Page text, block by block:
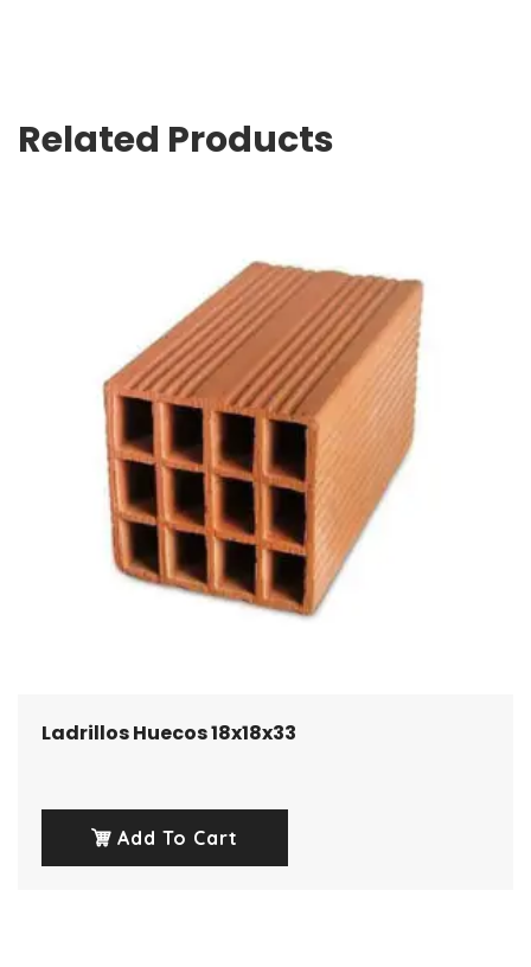
Related Products
Ladrillos Huecos 18x18x33
Add To Cart